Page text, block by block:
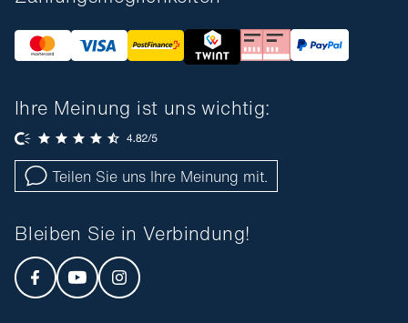
Ihre Meinung ist uns wichtig:
Teilen Sie uns Ihre Meinung mit.
Bleiben Sie in Verbindung!